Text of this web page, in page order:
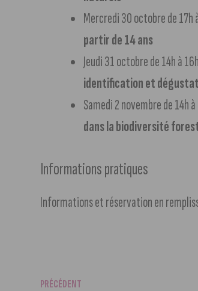
Mercredi 30 octobre de 17h
partir de 14 ans
Jeudi 31 octobre de 14h à
identification et
Samedi 2 novembre de 14h
dans la biodiversité
Informations pratiques
Informations et réservation en
PRÉCÉDENT